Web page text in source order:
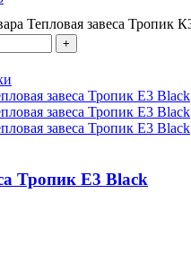
Тепловая завеса Тропик
Тропик E3 Black